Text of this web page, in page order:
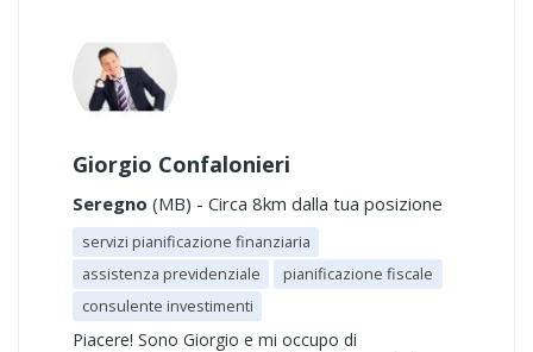
Giorgio Confalonieri
Seregno (MB) - Circa 8km dalla tua posizione
servizi pianificazione finanziaria
assistenza previdenziale
pianificazione fiscale
consulente investimenti
Piacere! Sono Giorgio e mi occupo di